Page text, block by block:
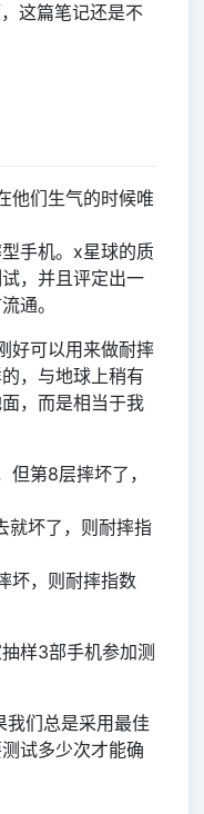
这篇笔记还是不
他们生气的时候唯
手机。x星球的质
，并且评定出一
通。
好可以用来做耐摔
，与地球上稍有
，而是相当于我
第8层摔坏了，
就坏了，则耐摔指
坏，则耐摔指数
样3部手机参加测
我们总是采用最佳
试多少次才能确